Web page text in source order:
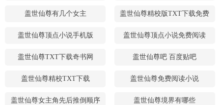
盖世仙尊有几个女主 盖世仙尊精校版TXT下载免费
盖世仙尊顶点小说手机版 盖世仙尊顶点小说免费阅读
盖世仙尊TXT下载奇书网 盖世仙尊吧 百度贴吧
盖世仙尊精校TXT下载 盖世仙尊免费阅读小说
盖世仙尊女主角先后推倒顺序 盖世仙尊境界有哪些